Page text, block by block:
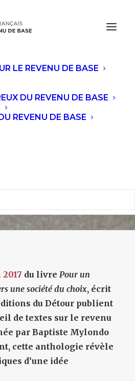
LE REVENU DE BASE
DU REVENU DE BASE
REVENU DE BASE
d'un
livre sur le
de base,
du livre Pour un
une société du choix, écrit
du Détour publient
de textes sur le revenu
par Baptiste Mylondo
cette anthologie révèle
d’une idée